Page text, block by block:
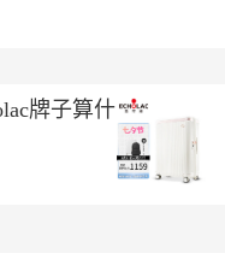
牌子算什么档次？